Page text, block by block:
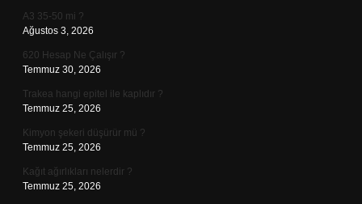
A3 35-50 mi ?
Ağustos 3, 2026
620 Hesap Ne Çalışır ?
Temmuz 30, 2026
Trakea hangi epitel ile kaplıdır ?
Temmuz 25, 2026
Kimyon şekeri düşürür mü ?
Temmuz 25, 2026
Kağıt ağırlıkları nelerdir ?
Temmuz 25, 2026